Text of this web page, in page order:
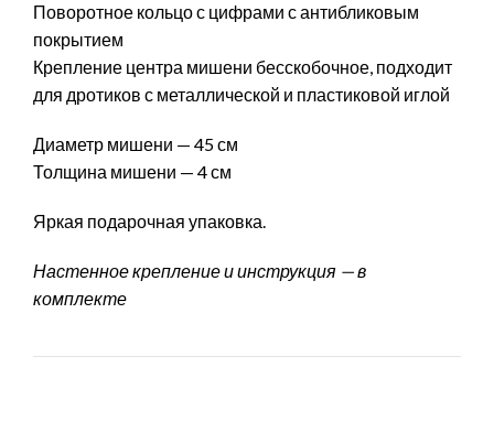
Поворотное кольцо с цифрами с антибликовым
покрытием
Крепление центра мишени бесскобочное, подходит
для дротиков с металлической и пластиковой иглой
Диаметр мишени — 45 см
Толщина мишени — 4 см
Яркая подарочная упаковка.
Настенное крепление и инструкция — в
комплекте